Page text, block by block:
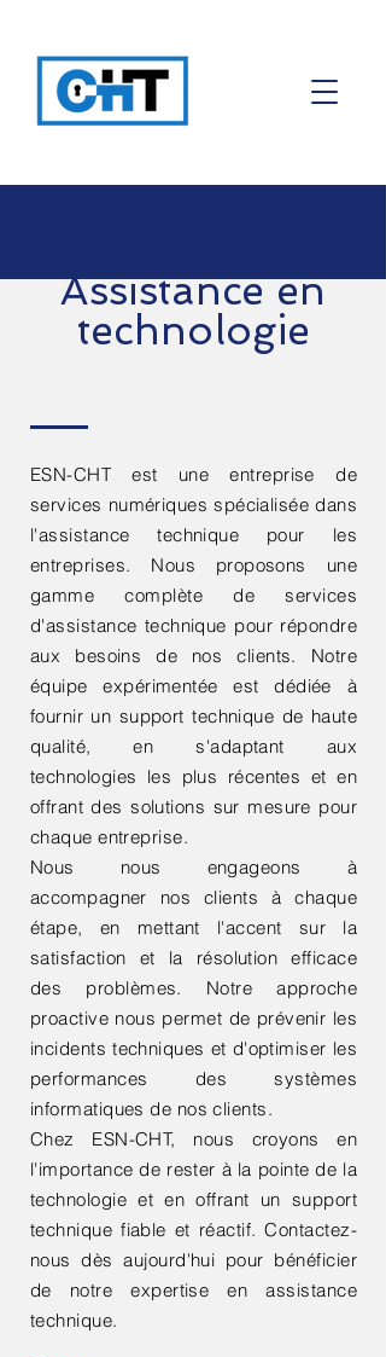
Assistance en
technologie
ESN-CHT est une entreprise de
services numériques spécialisée dans
l'assistance technique pour les
entreprises. Nous proposons une
gamme complète de services
d'assistance technique pour répondre
aux besoins de nos clients. Notre
équipe expérimentée est dédiée à
fournir un support technique de haute
qualité, en s'adaptant aux
technologies les plus récentes et en
offrant des solutions sur mesure pour
chaque entreprise.
Nous nous engageons à
accompagner nos clients à chaque
étape, en mettant l'accent sur la
satisfaction et la résolution efficace
des problèmes. Notre approche
proactive nous permet de prévenir les
incidents techniques et d'optimiser les
performances des systèmes
informatiques de nos clients.
Chez ESN-CHT, nous croyons en
l'importance de rester à la pointe de la
technologie et en offrant un support
technique fiable et réactif. Contactez-
nous dès aujourd'hui pour bénéficier
de notre expertise en assistance
technique.